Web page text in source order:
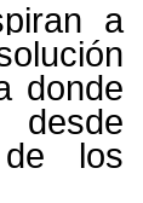
a
donde
los